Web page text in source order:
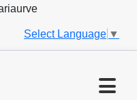
Select Language ▼